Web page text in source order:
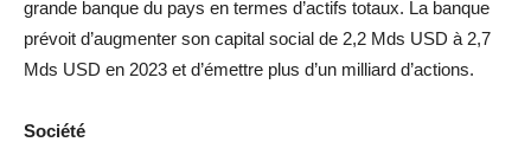
grande banque du pays en termes d’actifs totaux. La banque
prévoit d’augmenter son capital social de 2,2 Mds USD à 2,7
Mds USD en 2023 et d’émettre plus d’un milliard d’actions.
Société